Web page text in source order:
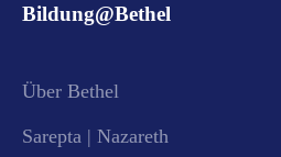
Bildung@Bethel
Über Bethel
Sarepta | Nazareth